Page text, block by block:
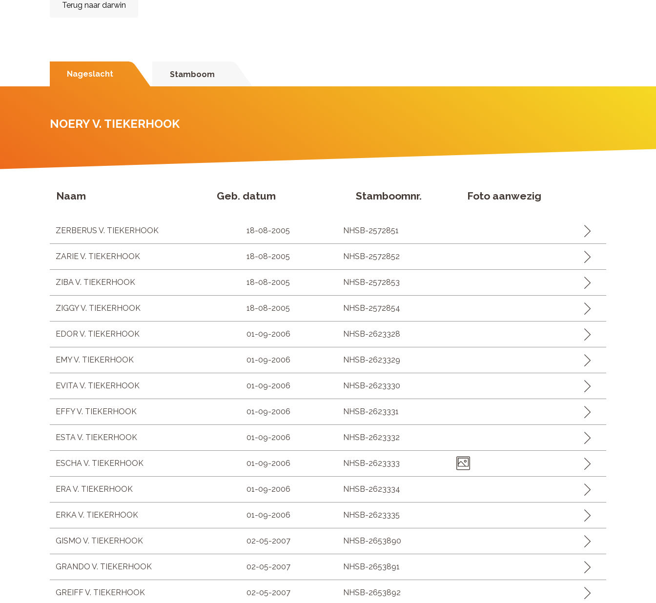
Terug naar darwin
Nageslacht Stamboom
NOERY V. TIEKERHOOK
Naam Geb. datum Stamboomnr. Foto aanwezig
ZERBERUS V. TIEKERHOOK 18-08-2005 NHSB-2572851
ZARIE V. TIEKERHOOK 18-08-2005 NHSB-2572852
ZIBA V. TIEKERHOOK 18-08-2005 NHSB-2572853
ZIGGY V. TIEKERHOOK 18-08-2005 NHSB-2572854
EDOR V. TIEKERHOOK 01-09-2006 NHSB-2623328
EMY V. TIEKERHOOK 01-09-2006 NHSB-2623329
EVITA V. TIEKERHOOK 01-09-2006 NHSB-2623330
EFFY V. TIEKERHOOK 01-09-2006 NHSB-2623331
ESTA V. TIEKERHOOK 01-09-2006 NHSB-2623332
ESCHA V. TIEKERHOOK 01-09-2006 NHSB-2623333
ERA V. TIEKERHOOK 01-09-2006 NHSB-2623334
ERKA V. TIEKERHOOK 01-09-2006 NHSB-2623335
GISMO V. TIEKERHOOK 02-05-2007 NHSB-2653890
GRANDO V. TIEKERHOOK 02-05-2007 NHSB-2653891
GREIFF V. TIEKERHOOK 02-05-2007 NHSB-2653892